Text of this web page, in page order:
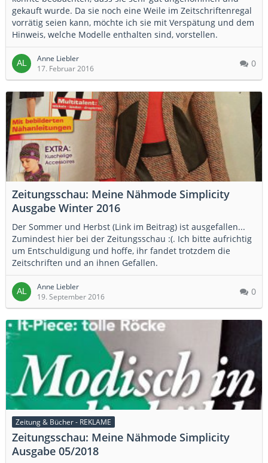
gekauft wurde. Da sie noch eine Weile im Zeitschriftenregal
vorrätig seien kann, möchte ich sie mit Verspätung und dem
Hinweis, welche Modelle enthalten sind, vorstellen.
Anne Liebler
17. Februar 2016
0
Zeitungsschau: Meine Nähmode Simplicity
Ausgabe Winter 2016
Der Sommer und Herbst (Link im Beitrag) ist ausgefallen...
Zumindest hier bei der Zeitungsschau :(. Ich bitte aufrichtig
um Entschuldigung und hoffe, ihr fandet trotzdem die
Zeitschriften und an ihnen Gefallen.
Anne Liebler
19. September 2016
0
Zeitung & Bücher - REKLAME
Zeitungsschau: Meine Nähmode Simplicity
Ausgabe 05/2018